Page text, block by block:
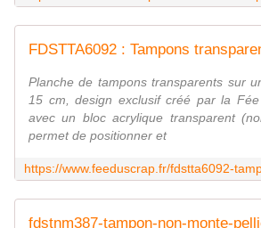
Planche de tampons transparents sur
15 cm, design exclusif créé par la
avec un bloc acrylique transparent
permet de positionner et